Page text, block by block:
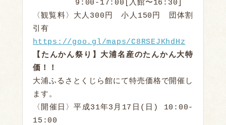
〈観覧料〉大人300円　小人150円　団体割
https://goo.gl/maps/C8RSEJKhdHz
【たんかん祭り】大浦名産のたんかん大特
価！！
大浦ふるさとくじら館にて特売価格で開催し
ます。
〈開催日〉平成31年3月17日(日) 10:00-